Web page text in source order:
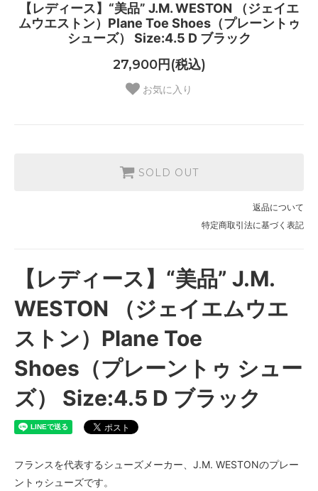
【レディース】“美品” J.M. WESTON （ジェイエ
ムウエストン）Plane Toe Shoes（プレーントゥ
シューズ） Size:4.5 D ブラック
27,900円(税込)
お気に入り
SOLD OUT
返品について
特定商取引法に基づく表記
【レディース】“美品” J.M.
WESTON （ジェイエムウエ
ストン）Plane Toe
Shoes（プレーントゥ シュー
ズ） Size:4.5 D ブラック
フランスを代表するシューズメーカー、J.M. WESTONのプレー
ントゥシューズです。